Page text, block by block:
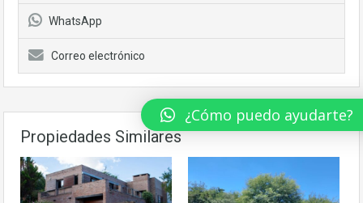
WhatsApp
Correo electrónico
Propiedades Similares
¿Cómo puedo ayudarte?